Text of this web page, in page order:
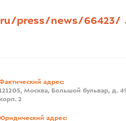
press/news/66423/
адрес:
Москва, Большой бульвар, д.
корп. 2
Юридический адрес: